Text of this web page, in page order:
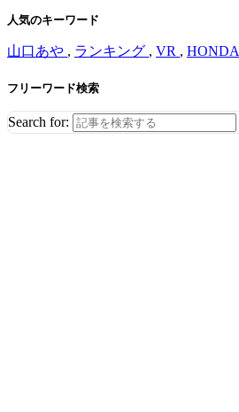
人気のキーワード
山口あや , ランキング , VR , HONDA
フリーワード検索
Search for: